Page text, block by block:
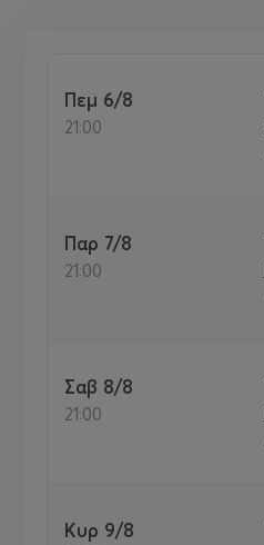
Πεμ 6/8
21:00
Παρ 7/8
21:00
Σαβ 8/8
21:00
Κυρ 9/8